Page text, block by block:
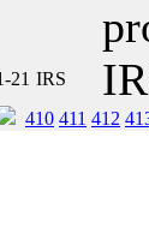
21 IRS
410 411 412